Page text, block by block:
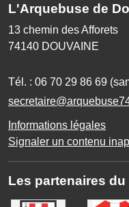
L'Arquebuse de
13 chemin des Afforets
74140 DOUVAINE
Tél. : 06 70 29 86 69
Informations légales
Signaler un contenu
Les partenaires du